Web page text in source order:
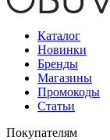
Каталог
Новинки
Бренды
Магазины
Промокоды
Статьи
Покупателям